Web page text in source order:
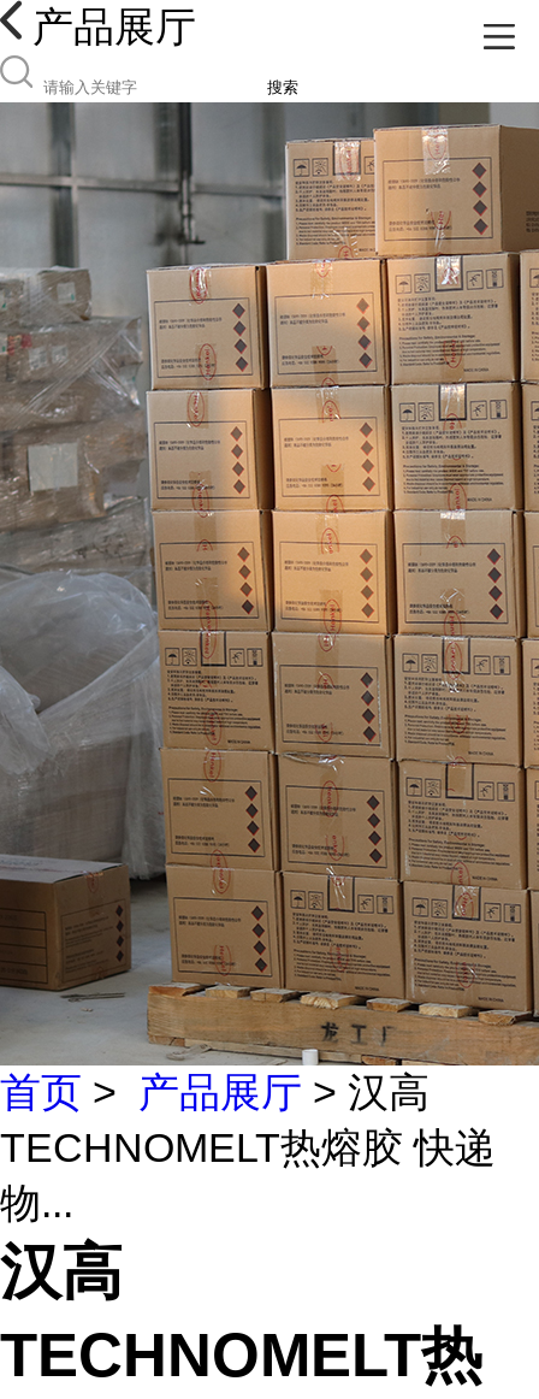
产品展厅
搜索
首页 > 产品展厅 > 汉高
TECHNOMELT热熔胶 快递
物...
汉高
TECHNOMELT热